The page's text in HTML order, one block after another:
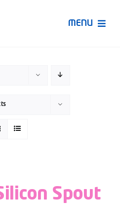
MENU
Spout